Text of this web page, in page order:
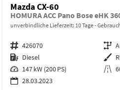
Mazda CX-60
HOMURA ACC Pano Bose eHK
unverbindliche Lieferzeit: 10 Tage
Fahrzeugnr. 426070 Getriebe
Kraftstoff Diesel Außenfarbe
Leistung 147 kW (200 PS) Kilometerstand
28.03.2023